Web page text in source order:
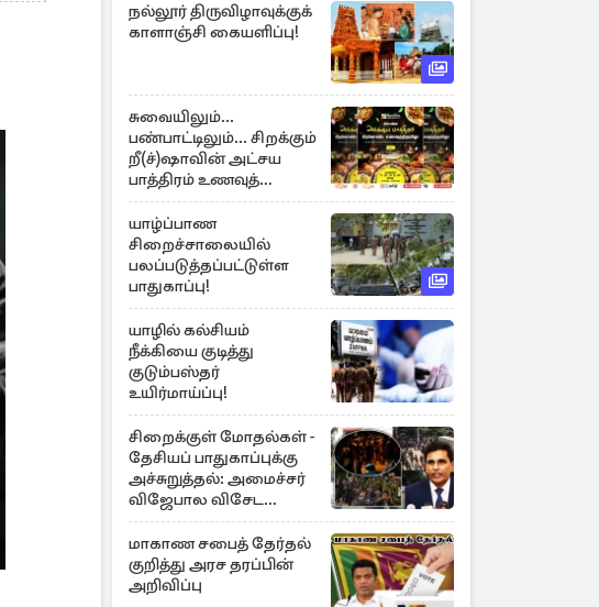
நல்லூர் திருவிழாவுக்குக்
காளாஞ்சி கையளிப்பு!
சுவையிலும்...
பண்பாட்டிலும்... சிறக்கும்
றீ(ச்)ஷாவின் அட்சய
பாத்திரம் உணவுத்
திருவிழா ஆரம்பம்
யாழ்ப்பாண
சிறைச்சாலையில்
பலப்படுத்தப்பட்டுள்ள
பாதுகாப்பு!
யாழில் கல்சியம்
நீக்கியை குடித்து
குடும்பஸ்தர்
உயிர்மாய்ப்பு!
சிறைக்குள் மோதல்கள் -
தேசியப் பாதுகாப்புக்கு
அச்சுறுத்தல்: அமைச்சர்
விஜேபால விசேட
அறிவிப்பு
மாகாண சபைத் தேர்தல்
குறித்து அரச தரப்பின்
அறிவிப்பு